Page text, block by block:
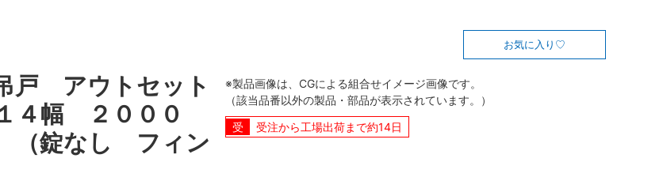
戸 アウトセット
幅 ２０００
錠なし フィン
お気に入り
※製品画像は、CGによる組合せイメージ画像です。
（該当品番以外の製品・部品が表示されています。）
受注から工場出荷まで約14日